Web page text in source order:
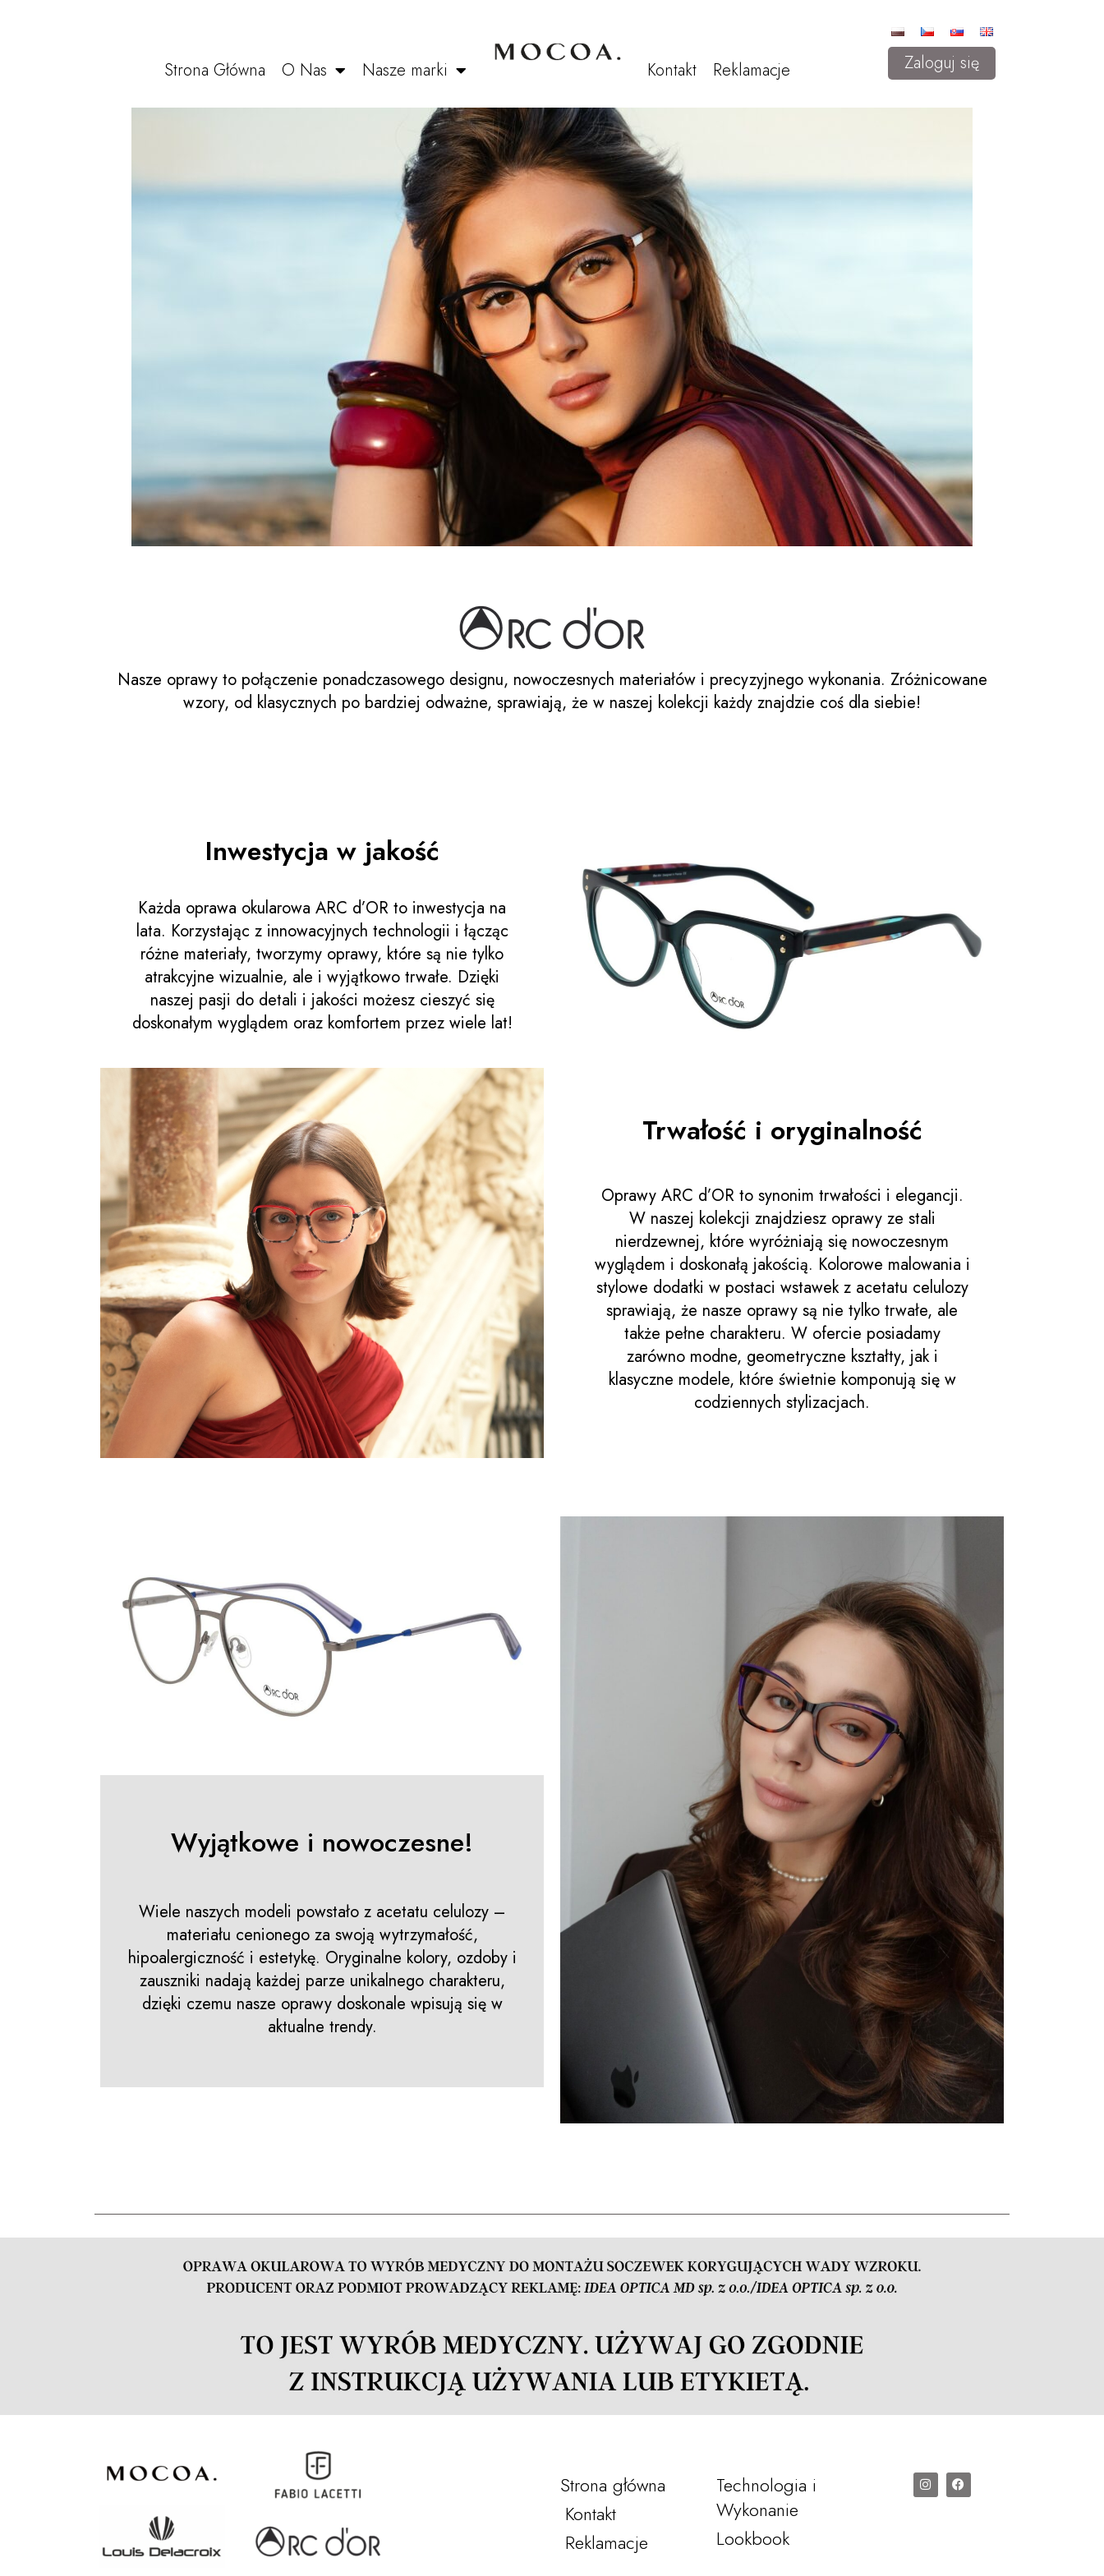
Strona Główna O Nas Nasze marki Kontakt Reklamacje Zaloguj się
Nasze oprawy to połączenie ponadczasowego designu, nowoczesnych materiałów i precyzyjnego wykonania. Zróżnicowane
wzory, od klasycznych po bardziej odważne, sprawiają, że w naszej kolekcji każdy znajdzie coś dla siebie!
Inwestycja w jakość
Każda oprawa okularowa ARC d’OR to inwestycja na
lata. Korzystając z innowacyjnych technologii i łącząc
różne materiały, tworzymy oprawy, które są nie tylko
atrakcyjne wizualnie, ale i wyjątkowo trwałe. Dzięki
naszej pasji do detali i jakości możesz cieszyć się
doskonałym wyglądem oraz komfortem przez wiele lat!
Wyjątkowe i nowoczesne!
Wiele naszych modeli powstało z acetatu celulozy –
materiału cenionego za swoją wytrzymałość,
hipoalergiczność i estetykę. Oryginalne kolory, ozdoby i
zauszniki nadają każdej parze unikalnego charakteru,
dzięki czemu nasze oprawy doskonale wpisują się w
aktualne trendy.
Trwałość i oryginalność
Oprawy ARC d’OR to synonim trwałości i elegancji.
W naszej kolekcji znajdziesz oprawy ze stali
nierdzewnej, które wyróżniają się nowoczesnym
wyglądem i doskonałą jakością. Kolorowe malowania i
stylowe dodatki w postaci wstawek z acetatu celulozy
sprawiają, że nasze oprawy są nie tylko trwałe, ale
także pełne charakteru. W ofercie posiadamy
zarówno modne, geometryczne kształty, jak i
klasyczne modele, które świetnie komponują się w
codziennych stylizacjach.
Strona główna
Kontakt
Reklamacje
Technologia i
Wykonanie
Lookbook